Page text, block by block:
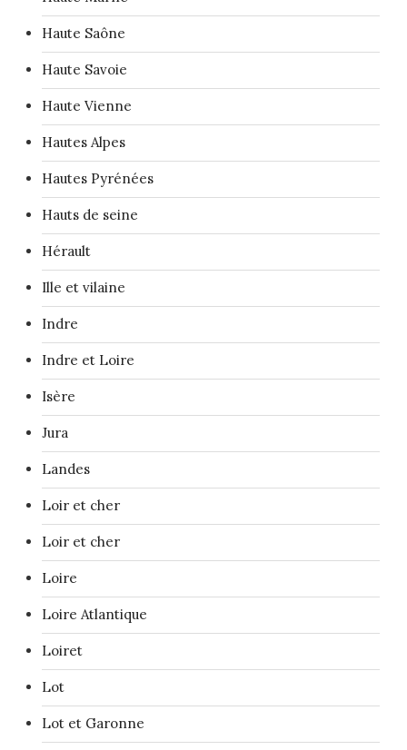
Haute Saône
Haute Savoie
Haute Vienne
Hautes Alpes
Hautes Pyrénées
Hauts de seine
Hérault
Ille et vilaine
Indre
Indre et Loire
Isère
Jura
Landes
Loir et cher
Loir et cher
Loire
Loire Atlantique
Loiret
Lot
Lot et Garonne